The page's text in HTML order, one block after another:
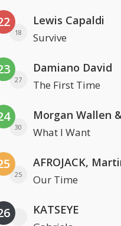
18
Lewis Capaldi
Survive
27
Damiano David
The First Time
30
Morgan Wallen
What I Want
25 Our Time
KATSEYE